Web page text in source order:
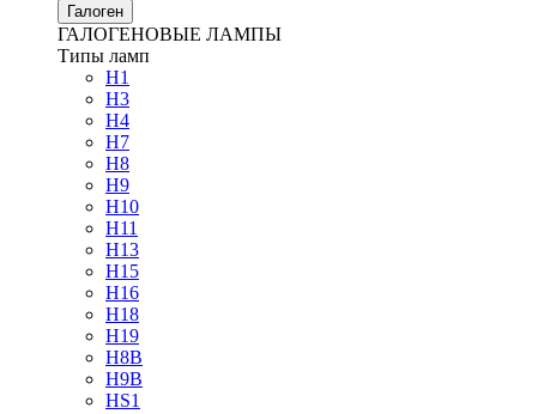
Галоген
ГАЛОГЕНОВЫЕ ЛАМПЫ
Типы ламп
H1
H3
H4
H7
H8
H9
H10
H11
H13
H15
H16
H18
H19
H8B
H9B
HS1